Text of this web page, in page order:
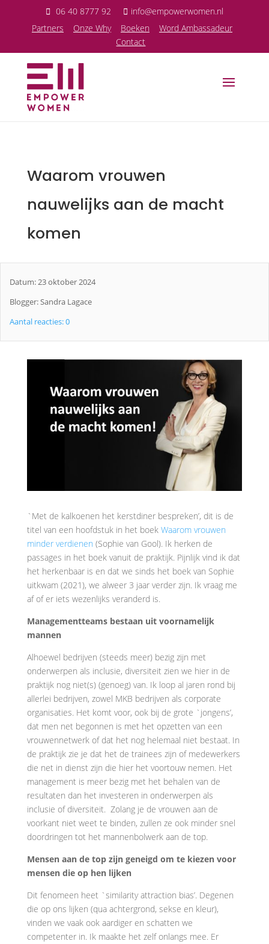
06 40 8777 92
info@empowerwomen.nl
Partners Onze Why Boeken
Word Ambassadeur
Contact
Waarom vrouwen
nauwelijks aan de macht
komen
Datum: 23 oktober 2024
Blogger: Sandra Lagace
Aantal reacties: 0
`Met de kalkoenen het kerstdiner bespreken’, dit is de
titel van een hoofdstuk in het boek Waarom vrouwen
minder verdienen (Sophie van Gool). Ik herken de
passages in het boek vanuit de praktijk. Pijnlijk vind ik dat
het herkenbaar is en dat we sinds het boek van Sophie
uitkwam (2021), we alweer 3 jaar verder zijn. Ik vraag me
af of er iets wezenlijks veranderd is.
Managementteams bestaan uit voornamelijk
mannen
Alhoewel bedrijven (steeds meer) bezig zijn met
onderwerpen als inclusie, diversiteit zien we hier in de
praktijk nog niet(s) (genoeg) van. Ik loop al jaren rond bij
allerlei bedrijven, zowel MKB bedrijven als corporate
organisaties. Het komt voor, ook bij de grote `jongens’,
dat men net begonnen is met het opzetten van een
vrouwennetwerk of dat het nog helemaal niet bestaat. In
de praktijk zie je dat het de trainees zijn of medewerkers
die net in dienst zijn die hier het voortouw nemen. Het
management is meer bezig met het behalen van de
resultaten dan het investeren in onderwerpen als
inclusie of diversiteit. Zolang je de vrouwen aan de
voorkant niet weet te binden, zullen ze ook minder snel
doordringen tot het mannenbolwerk aan de top.
Mensen aan de top zijn geneigd om te kiezen voor
mensen die op hen lijken
Dit fenomeen heet `similarity attraction bias’. Degenen
die op ons lijken (qua achtergrond, sekse en kleur),
vinden we vaak ook aardiger en schatten we
competenter in. Ik maakte het zelf onlangs mee. Er